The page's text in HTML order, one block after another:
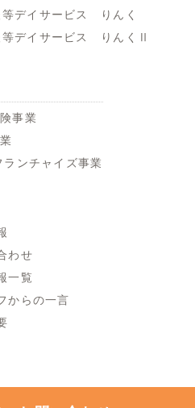
等デイサービス りんく
等デイサービス りんくⅡ
事業
ンチャイズ事業
わせ
一覧
からの一言